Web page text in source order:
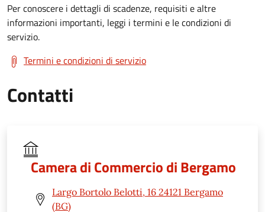
Per conoscere i dettagli di scadenze, requisiti e altre
informazioni importanti, leggi i termini e le condizioni di
servizio.
Termini e condizioni di servizio
Contatti
Camera di Commercio di Bergamo
Largo Bortolo Belotti, 16 24121 Bergamo
(BG)